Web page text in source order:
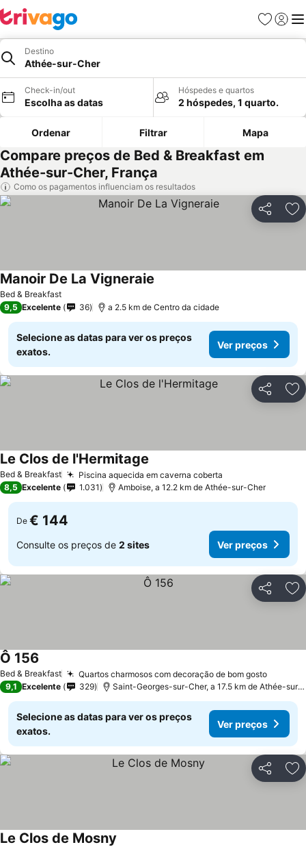
Favoritos
Iniciar
Destino
Athée-sur-Cher
Check-in/out
Escolha as datas
Hóspedes e quartos
2 hóspedes, 1 quarto.
Ordenar Filtrar Mapa
Compare preços de Bed & Breakfast em
Athée-sur-Cher, França
Como os pagamentos influenciam os resultados
Partilhar
Bed & Breakfast
Manoir De La Vigneraie
9,5 Excelente 36 a 2.5 km de Centro da cidade
Selecione as datas para ver os preços
exatos.
Ver preços
Partilhar
Bed & Breakfast Piscina aquecida em caverna coberta
Le Clos de l'Hermitage
8,5 Excelente 1.031 Amboise, a 12.2 km de Athée-sur-Cher
De € 144
Consulte os preços de 2 sites Ver preços
Partilhar
Bed & Breakfast Quartos charmosos com decoração de bom gostoVer
Ô 156
9,1 Excelente 329 Saint-Georges-sur-Cher, a 17.5 km de Athée-sur-
Selecione as datas para ver os preços
exatos.
Ver preços
Partilhar
Le Clos de Mosny